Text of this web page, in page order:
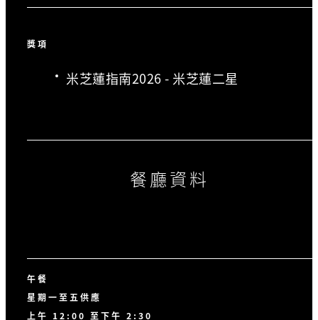
獎項
米芝蓮指南2026 - 米芝蓮二星
餐廳資料
午餐
星期一至五供應
上午 12:00 至下午 2:30